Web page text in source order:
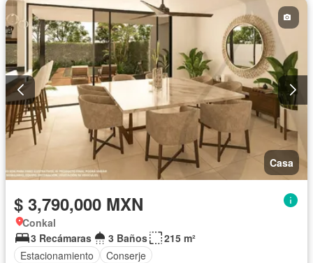
Casa
$ 3,790,000 MXN
Conkal
3 Recámaras
3 Baños
215 m²
Estacionamiento
Conserje